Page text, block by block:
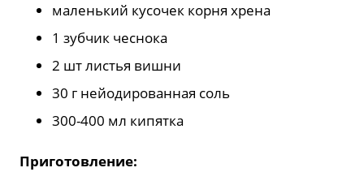
маленький кусочек корня хрена
1 зубчик чеснока
2 шт листья вишни
30 г нейодированная соль
300-400 мл кипятка
Приготовление: